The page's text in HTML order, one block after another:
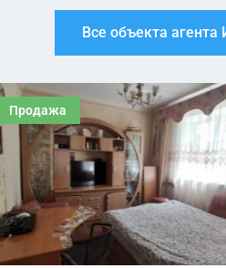
Все объекта
Продажа